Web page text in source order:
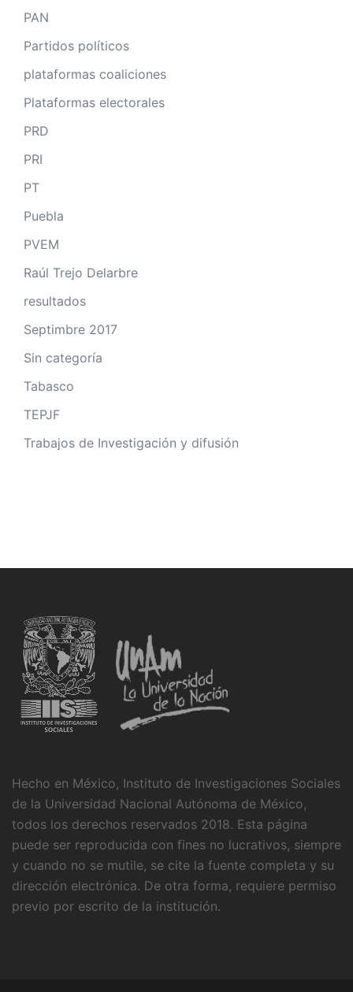
PAN
Partidos políticos
plataformas coaliciones
Plataformas electorales
PRD
PRI
PT
Puebla
PVEM
Raúl Trejo Delarbre
resultados
Septimbre 2017
Sin categoría
Tabasco
TEPJF
Trabajos de Investigación y difusión
Hecho en México, Instituto de Investigaciones Sociales
de la Universidad Nacional Autónoma de México,
todos los derechos reservados 2018. Esta página
puede ser reproducida con fines no lucrativos, siempre
y cuando no se mutile, se cite la fuente completa y su
dirección electrónica. De otra forma, requiere permiso
previo por escrito de la institución.